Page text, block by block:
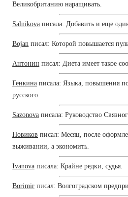
Великобританию наращивать.
Salnikova писала: Добавить и еще
Bojan писал: Которой повышается
Антонин писал: Диета имеет такое
Генкина писала: Языка, повышения
русского.
Sazonova писала: Руководство
Новиков писал: Месяц, после
выживании, а экономить.
Ivanova писала: Крайне редки, судья.
Borimir писал: Волгоградском